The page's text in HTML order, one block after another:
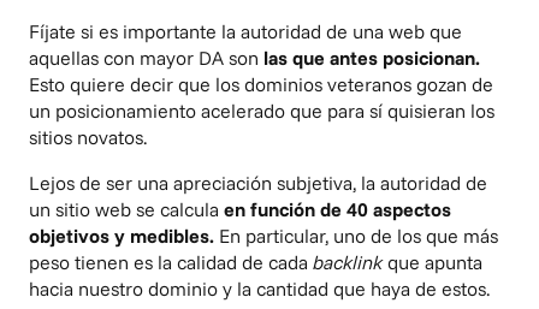
Fíjate si es importante la autoridad de una web que
aquellas con mayor DA son las que antes posicionan.
Esto quiere decir que los dominios veteranos gozan de
un posicionamiento acelerado que para sí quisieran los
sitios novatos.
Lejos de ser una apreciación subjetiva, la autoridad de
un sitio web se calcula en función de 40 aspectos
objetivos y medibles. En particular, uno de los que más
peso tienen es la calidad de cada backlinkque apunta
hacia nuestro dominio y la cantidad que haya de estos.